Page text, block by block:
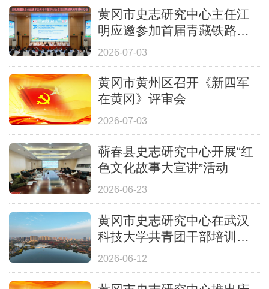
黄冈市史志研究中心主任江
明应邀参加首届青藏铁路精
神研讨会
2026-07-03
黄冈市黄州区召开《新四军
在黄冈》评审会
2026-07-03
蕲春县史志研究中心开展“红
色文化故事大宣讲”活动
2026-06-23
黄冈市史志研究中心在武汉
科技大学共青团干部培训班
宣讲大别山精神
2026-06-12